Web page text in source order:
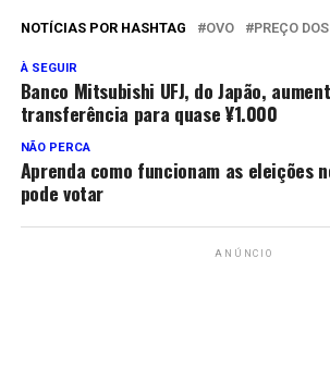
NOTÍCIAS POR HASHTAG OVO PREÇO
À SEGUIR
Banco Mitsubishi UFJ, do Japão,
transferência para quase ¥1.000
NÃO PERCA
Aprenda como funcionam as eleições
pode votar
ANÚNCIO